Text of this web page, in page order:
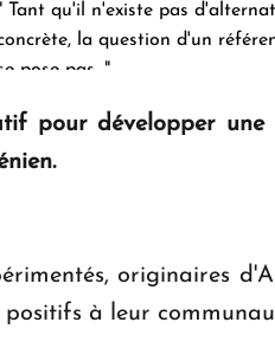
Tant qu'il n'existe pas
la question d'un
pose pas. "
: 30 ans d'audace, de
Le premier hôtel Hyatt Regency
pour développer une
originaires
à leur